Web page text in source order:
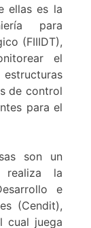
ellas es la
para
(FIIIDT),
el
de control
para el
son un
la
e
(Cendit),
cual juega